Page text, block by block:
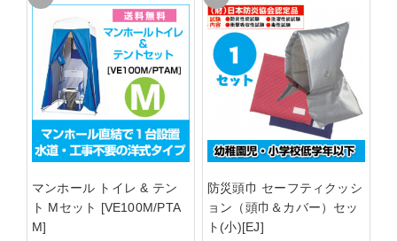
マンホール トイレ & テン
ト Mセット [VE100M/PTA
M]
防災頭巾 セーフティクッシ
ョン（頭巾＆カバー）セッ
ト(小)[EJ]